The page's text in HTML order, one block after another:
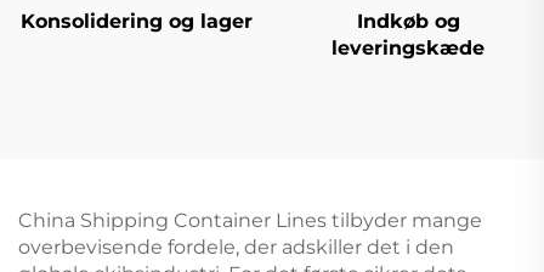
Konsolidering og lager
Indkøb og
leveringskæde
China Shipping Container Lines tilbyder mange
overbevisende fordele, der adskiller det i den